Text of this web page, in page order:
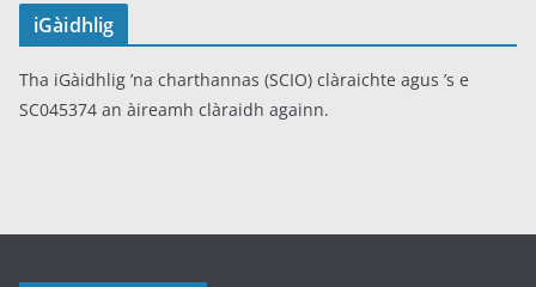
iGàidhlig
Tha iGàidhlig ’na charthannas (SCIO) clàraichte agus ’s e
SC045374 an àireamh clàraidh againn.